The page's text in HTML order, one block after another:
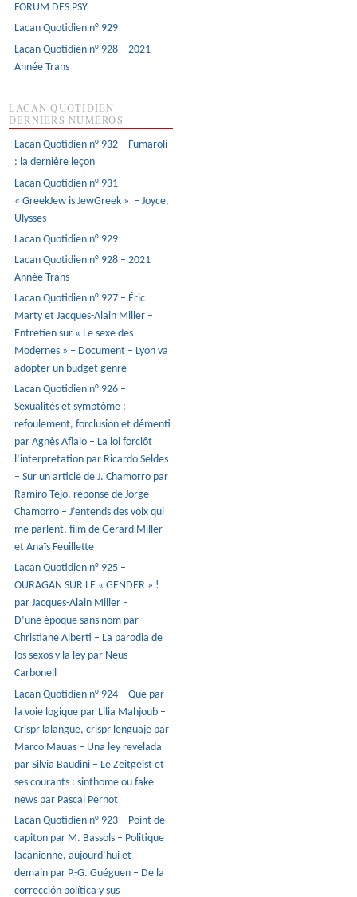
FORUM DES PSY
Lacan Quotidien n° 929
Lacan Quotidien n° 928 – 2021
Année Trans
LACAN QUOTIDIEN
DERNIERS NUMÉROS
Lacan Quotidien n° 932 – Fumaroli
: la dernière leçon
Lacan Quotidien n° 931 –
« GreekJew is JewGreek » – Joyce,
Ulysses
Lacan Quotidien n° 929
Lacan Quotidien n° 928 – 2021
Année Trans
Lacan Quotidien n° 927 – Éric
Marty et Jacques-Alain Miller –
Entretien sur « Le sexe des
Modernes » – Document – Lyon va
adopter un budget genré
Lacan Quotidien n° 926 –
Sexualités et symptôme :
refoulement, forclusion et démenti
par Agnès Aflalo – La loi forclôt
l’interpretation par Ricardo Seldes
– Sur un article de J. Chamorro par
Ramiro Tejo, réponse de Jorge
Chamorro – J’entends des voix qui
me parlent, film de Gérard Miller
et Anaïs Feuillette
Lacan Quotidien n° 925 –
OURAGAN SUR LE « GENDER » !
par Jacques-Alain Miller –
D’une époque sans nom par
Christiane Alberti – La parodia de
los sexos y la ley par Neus
Carbonell
Lacan Quotidien n° 924 – Que par
la voie logique par Lilia Mahjoub –
Crispr lalangue, crispr lenguaje par
Marco Mauas – Una ley revelada
par Silvia Baudini – Le Zeitgeist et
ses courants : sinthome ou fake
news par Pascal Pernot
Lacan Quotidien n° 923 – Point de
capiton par M. Bassols – Politique
lacanienne, aujourd’hui et
demain par P.-G. Guéguen – De la
corrección política y sus